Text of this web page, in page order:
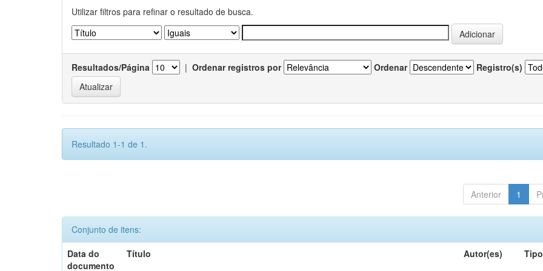
Utilizar filtros para refinar o resultado de busca.
Resultados/Página | Ordenar registros por Ordenar Registro(s)
Resultado 1-1 de 1.
Anterior 1
Conjunto de itens:
Data do
documento
Título Autor(es) Tipo